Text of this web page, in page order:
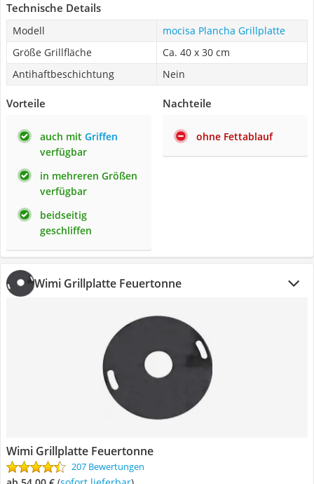
Technische Details
Modell
mocisa Plancha Grillplatte
Größe Grillfläche
Ca. 40 x 30 cm
Antihaftbeschichtung
Nein
Vorteile
auch mit Griffen
verfügbar
in mehreren Größen
verfügbar
beidseitig
geschliffen
Nachteile
ohne Fettablauf
Wimi Grillplatte Feuertonne
Wimi Grillplatte Feuertonne
207 Bewertungen